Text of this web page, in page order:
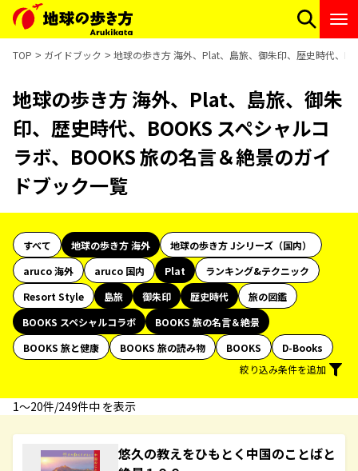
TOP ガイドブック 地球の歩き方 海外、Plat、島旅、御朱印、歴史時代、
地球の歩き方 海外、Plat、島旅、御朱
印、歴史時代、BOOKS スペシャルコ
ラボ、BOOKS 旅の名言＆絶景のガイ
ドブック一覧
すべて 地球の歩き方 海外
地球の歩き方 Jシリーズ（国内）
aruco 海外
aruco 国内 Plat
ランキング&テクニック
Resort Style
島旅 御朱印 歴史時代
旅の図鑑
BOOKS スペシャルコラボ
BOOKS 旅の名言＆絶景
BOOKS 旅と健康
BOOKS 旅の読み物 BOOKS
D-Books
絞り込み条件を追加
1〜20件/249件中 を表示
悠久の教えをひもとく中国のことばと